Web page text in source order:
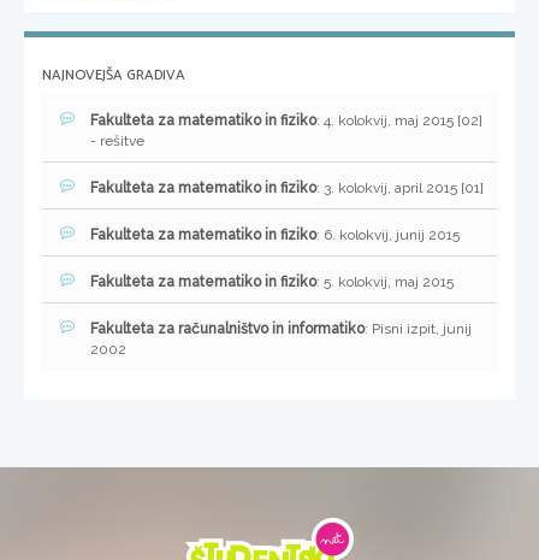
NAJNOVEJŠA GRADIVA
Fakulteta za matematiko in fiziko: 4. kolokvij, maj 2015 [02]
- rešitve
Fakulteta za matematiko in fiziko: 3. kolokvij, april 2015 [01]
Fakulteta za matematiko in fiziko: 6. kolokvij, junij 2015
Fakulteta za matematiko in fiziko: 5. kolokvij, maj 2015
Fakulteta za računalništvo in informatiko: Pisni izpit, junij
2002